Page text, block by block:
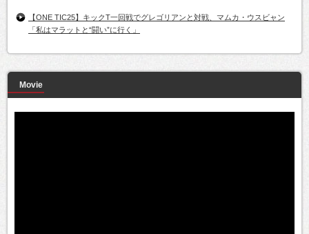
【ONE TIC25】キックT一回戦でグレゴリアンと対戦、マムカ・ウスビャン
「私はマラットと“闘い”に行く」
Movie